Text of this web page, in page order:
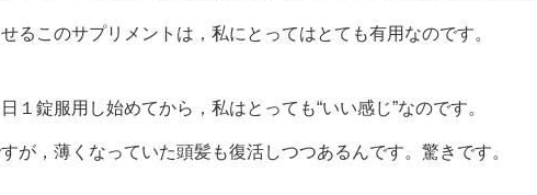
るこのサプリメントは，私にとってはとても有用なのです。
１錠服用し始めてから，私はとっても“いい感じ”なのです。
が，薄くなっていた頭髪も復活しつつあるんです。驚きです。